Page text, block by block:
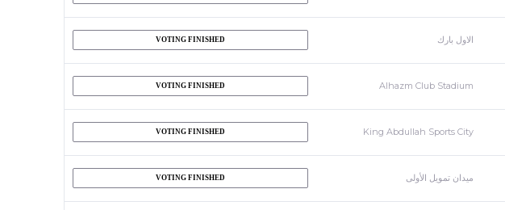
الاول بارك VOTING FINISHED
Alhazm Club Stadium
VOTING FINISHED
King Abdullah Sports City
VOTING FINISHED
ميدان تمويل الأولى VOTING FINISHED